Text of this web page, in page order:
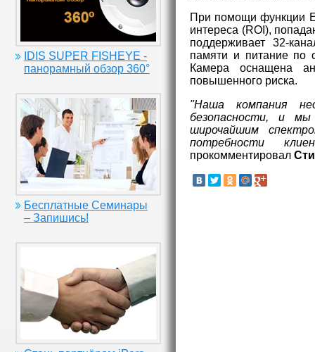
IDIS SUPER FISHEYE -
панорамный обзор 360°
Бесплатные Семинары
– Запишись!
При помощи функции
интереса (ROI),
поддерживает 32-
памяти и питание по
Камера оснащена
повышенного риска.
"Наша компания
безопасности, и
широчайшим
потребности
прокомментировал